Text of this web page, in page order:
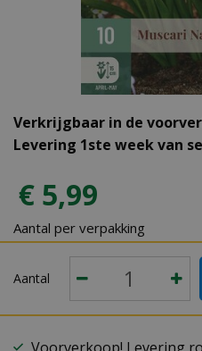
Verkrijgbaar in de
Levering 1ste week van
€ 5,99
Aantal per verpakking
Aantal